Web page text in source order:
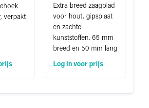
verpakt
Extra breed zaagblad
voor hout, gipsplaat
en zachte
kunststoffen. 65 mm
breed en 50 mm lang
Log in voor prijs